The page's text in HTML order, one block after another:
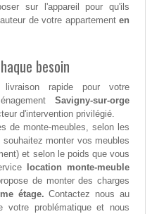
sur l'appareil pour qu'ils
de votre appartementen
besoin
rapide pour votre
Savigny-sur-orge
d'intervention privilégié.
de monte-meubles, selon les
monter vos meubles
et selon le poids que vous
location monte-meuble
de monter des charges
étage. Contactez nous au
problématique et nous